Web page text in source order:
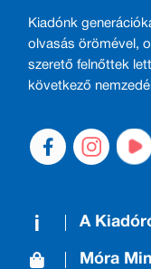
Kiadónk
olvasás örömével,
szerető felnőttek
következő
A
Móra